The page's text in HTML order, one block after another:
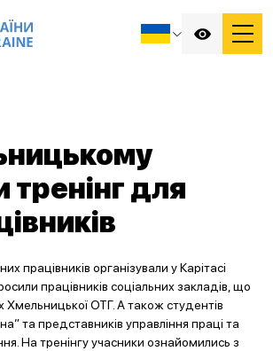
тренінг для
працівників організували у Карітасі
працівників соціальних закладів, що
Хмельницької ОТГ. А також студентів
та представників управління праці та
На тренінгу учасники ознайомились з